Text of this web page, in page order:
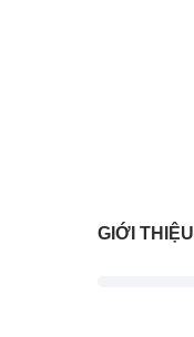
GIỚI THIỆU